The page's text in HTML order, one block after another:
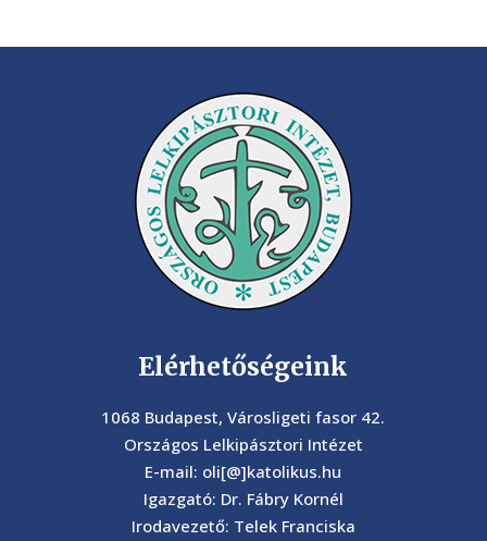
Elérhetőségeink
1068 Budapest, Városligeti fasor 42.
Országos Lelkipásztori Intézet
E-mail: oli[@]katolikus.hu
Igazgató: Dr. Fábry Kornél
Irodavezető: Telek Franciska